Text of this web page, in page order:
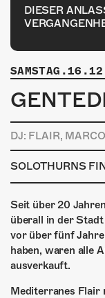
INFOS
ÜBER
SHOP
DIESER
DJ: FLAIR,
SOLOTHURNS
Seit über 20
überall in der
vor über fünf
haben, waren alle
ausverkauft.
Mediterranes Flair